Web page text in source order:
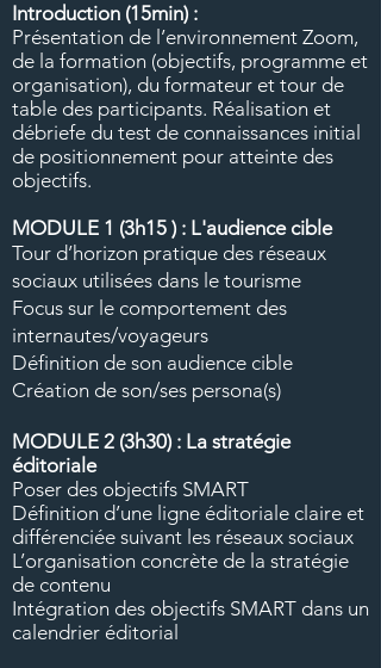
Introduction (15min) :
Présentation de l’environnement Zoom,
de la formation (objectifs, programme et
organisation), du formateur et tour de
table des participants. Réalisation et
débriefe du test de connaissances initial
de positionnement pour atteinte des
objectifs.
MODULE 1 (3h15 ) : L'audience cible
Tour d’horizon pratique des réseaux
sociaux utilisées dans le tourisme
Focus sur le comportement des
internautes/voyageurs
Définition de son audience cible
Création de son/ses persona(s)
MODULE 2 (3h30) : La stratégie
éditoriale
Poser des objectifs SMART
Définition d’une ligne éditoriale claire et
différenciée suivant les réseaux sociaux
L’organisation concrète de la stratégie
de contenu
Intégration des objectifs SMART dans un
calendrier éditorial